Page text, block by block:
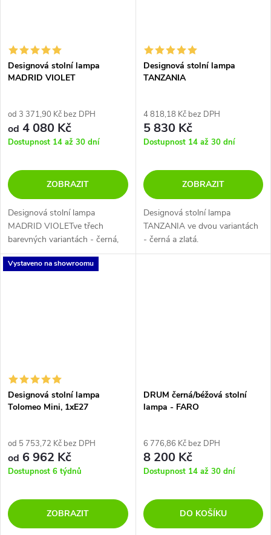
Designová stolní lampa
MADRID VIOLET
od 3 371,90 Kč bez DPH
od 4 080 Kč
Dostupnost 14 až 30 dní
ZOBRAZIT
Designová stolní lampa
MADRID VIOLETve třech
barevných variantách - černá,
bílá a šedá.
Designová stolní lampa
TANZANIA
4 818,18 Kč bez DPH
5 830 Kč
Dostupnost 14 až 30 dní
ZOBRAZIT
Designová stolní lampa
TANZANIA ve dvou variantách
- černá a zlatá.
Vystaveno na showroomu
Designová stolní lampa
Tolomeo Mini, 1xE27
od 5 753,72 Kč bez DPH
od 6 962 Kč
Dostupnost 6 týdnů
ZOBRAZIT
DRUM černá/béžová stolní
lampa - FARO
6 776,86 Kč bez DPH
8 200 Kč
Dostupnost 14 až 30 dní
DO KOŠÍKU